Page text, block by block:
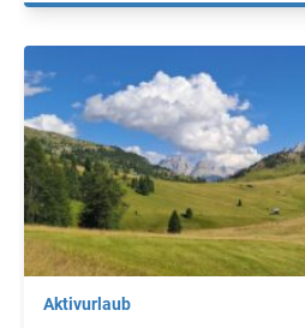
Aktivurlaub